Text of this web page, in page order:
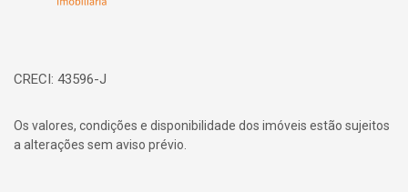
CRECI: 43596-J
Os valores, condições e disponibilidade dos imóveis estão sujeitos
a alterações sem aviso prévio.